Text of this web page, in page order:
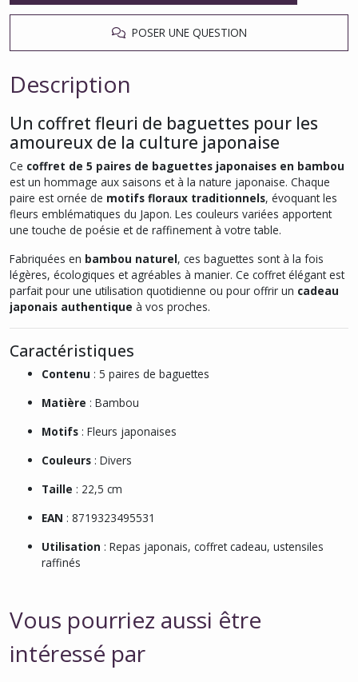
POSER UNE QUESTION
Description
Un coffret fleuri de baguettes pour les
amoureux de la culture japonaise
Ce coffret de 5 paires de baguettes japonaises en bambou
est un hommage aux saisons et à la nature japonaise. Chaque
paire est ornée de motifs floraux traditionnels, évoquant les
fleurs emblématiques du Japon. Les couleurs variées apportent
une touche de poésie et de raffinement à votre table.
Fabriquées en bambou naturel, ces baguettes sont à la fois
légères, écologiques et agréables à manier. Ce coffret élégant est
parfait pour une utilisation quotidienne ou pour offrir un cadeau
japonais authentique à vos proches.
Caractéristiques
Contenu : 5 paires de baguettes
Matière : Bambou
Motifs : Fleurs japonaises
Couleurs : Divers
Taille : 22,5 cm
EAN : 8719323495531
Utilisation : Repas japonais, coffret cadeau, ustensiles
raffinés
Vous pourriez aussi être
intéressé par